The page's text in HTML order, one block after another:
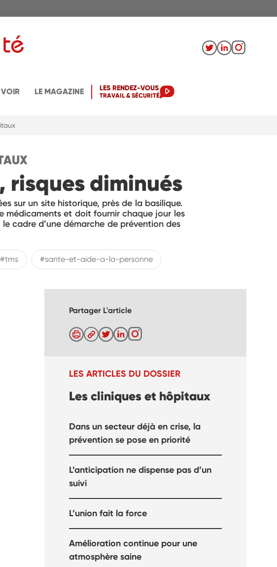
VOIR LE MAGAZINE LES RENDEZ-VOUS
TRAVAIL & SÉCURITÉ
risques diminués
sur un site historique, près de la basilique.
médicaments et doit fournir chaque jour les
cadre d’une démarche de prévention des
#tms #sante-et-aide-a-la-personne
Partager L'article
LES ARTICLES DU DOSSIER
Les cliniques et hôpitaux
Dans un secteur déjà en crise, la
prévention se pose en priorité
L’anticipation ne dispense pas d’un
suivi
L’union fait la force
Amélioration continue pour une
atmosphère saine